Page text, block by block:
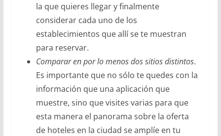
la que quieres llegar y finalmente
considerar cada uno de los
establecimientos que allí se te muestran
para reservar.
Comparar en por lo menos dos sitios distintos.
Es importante que no sólo te quedes con la
información que una aplicación que
muestre, sino que visites varias para que
esta manera el panorama sobre la oferta
de hoteles en la ciudad se amplíe en tu